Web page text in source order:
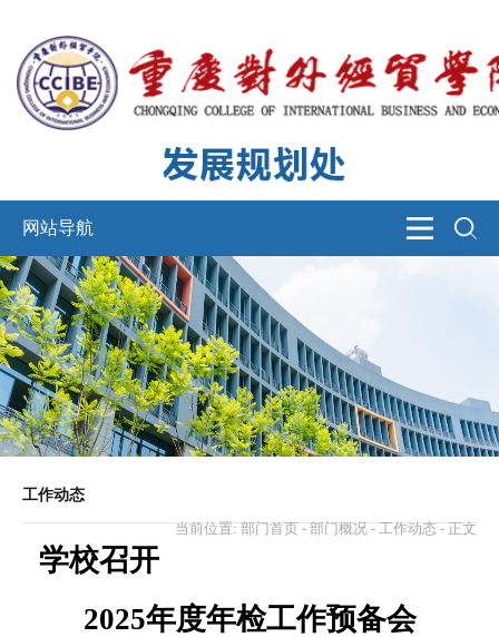
网站导航
工作动态
当前位置:部门首页-部门概况-工作动态- 正文
学校召开
2025年度年检工作预备会